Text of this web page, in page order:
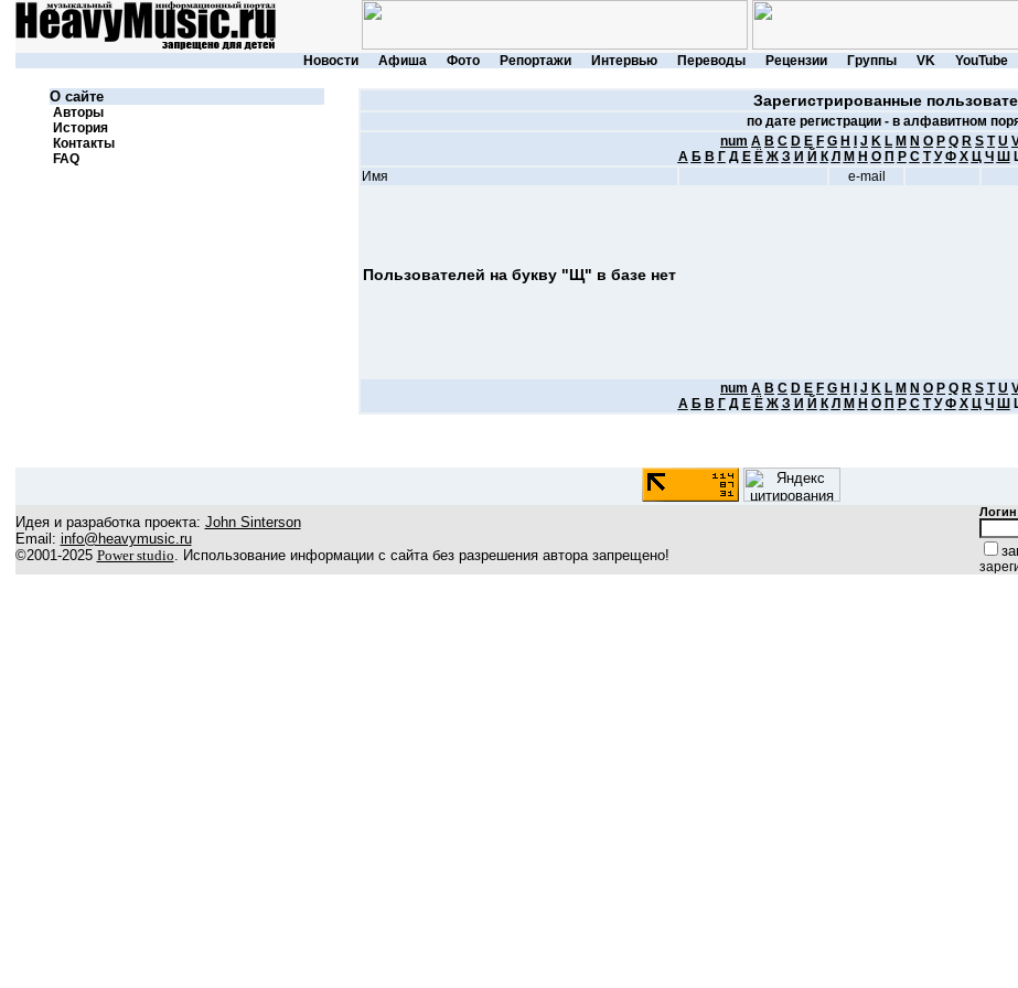
Новости Афиша Фото Репортажи Интервью Переводы Рецензии Группы VK YouTube
О сайте
Авторы
История
Контакты
FAQ
Зарегистрированные
по дате регистрации - в алфавитном
num A B C D E F G H J K L M N O P Q R S T U
А Б В Г Д Е Ё Ж З И Й К Л М Н О П Р С Т У Ф Х Ц Ч Ш
Имя
e-mail
Пользователей на букву "Щ" в базе нет
num A B C D E F G H J K L M N O P Q R S T U
А Б В Г Д Е Ё Ж З И Й К Л М Н О П Р С Т У Ф Х Ц Ч Ш
Идея и разработка проекта: John Sinterson
Email: info@heavymusic.ru
©2001-2025 Power studio. Использование информации с сайта без разрешения автора запрещено!